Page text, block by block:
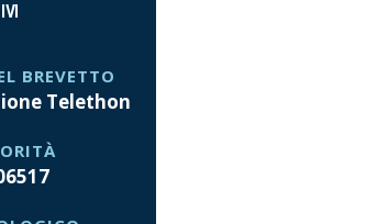
BREVETTO
Telethon